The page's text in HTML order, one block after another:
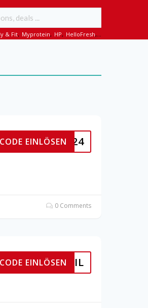
& Fit, Myprotein, HP, HelloFresh,...
PYBUDS24
CODE EINLÖSEN
0 Comments
ER EMAIL
CODE EINLÖSEN